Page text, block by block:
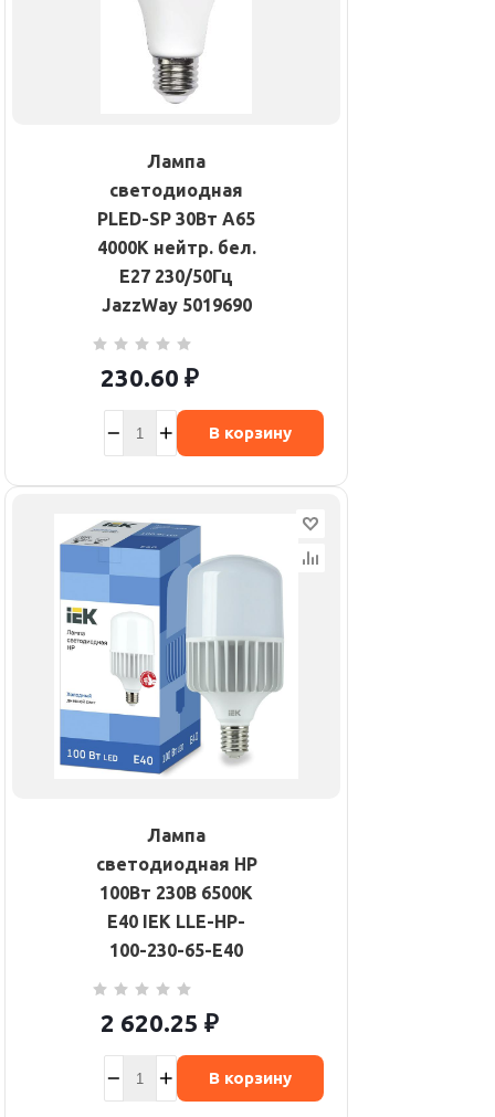
Лампа
светодиодная
PLED-SP 30Вт A65
4000К нейтр. бел.
E27 230/50Гц
JazzWay 5019690
230.60 ₽
В корзину
Лампа
светодиодная HP
100Вт 230В 6500К
E40 IEK LLE-HP-
100-230-65-E40
2 620.25 ₽
В корзину